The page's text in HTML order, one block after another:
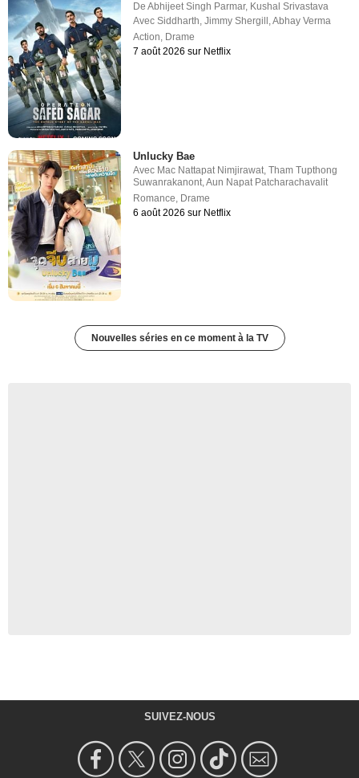
DeAbhijeet Singh Parmar, Kushal Srivastava
AvecSiddharth,Jimmy Shergill ,Abhay Verma
Action, Drame
7 août 2026 sur Netflix
Unlucky Bae
Avec Mac Nattapat Nimjirawat ,Tham Tupthong
Suwanrakanont ,Aun Napat Patcharachavalit
Romance Drame
6 août 2026 sur Netflix
Nouvelles séries en ce moment à la TV
SUIVEZ-NOUS